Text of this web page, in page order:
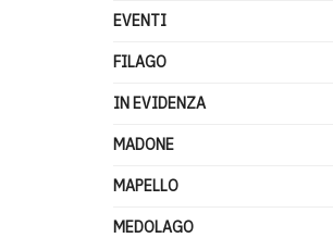
EVENTI
FILAGO
IN EVIDENZA
MADONE
MAPELLO
MEDOLAGO